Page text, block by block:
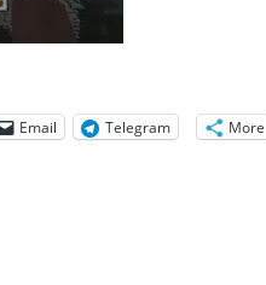
Email Telegram More